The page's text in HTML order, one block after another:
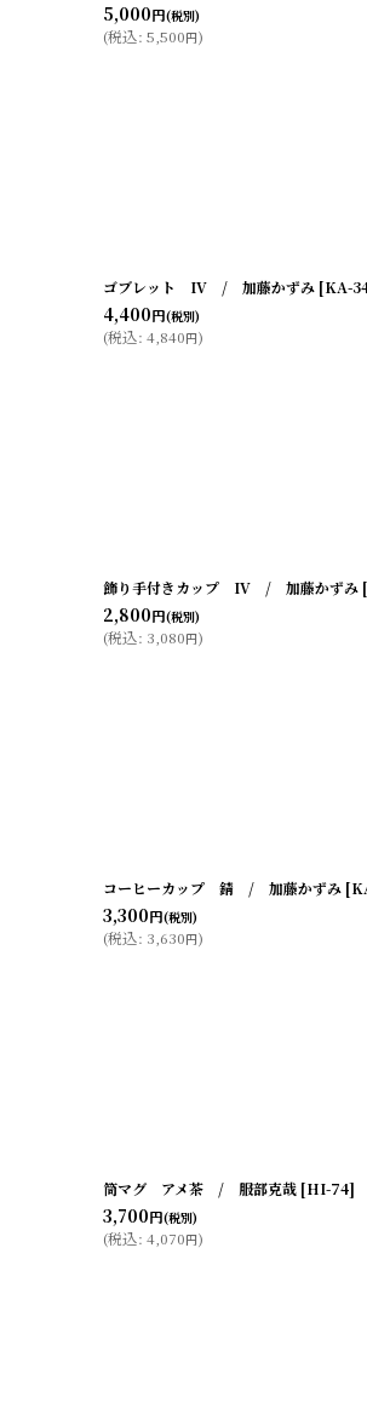
5,000円(税別)
(税込: 5,500円)
ゴブレット IV / 加藤かずみ [KA-
4,400円(税別)
(税込: 4,840円)
飾り手付きカップ IV / 加藤かずみ [
2,800円(税別)
(税込: 3,080円)
コーヒーカップ 錆 / 加藤かずみ [
3,300円(税別)
(税込: 3,630円)
筒マグ アメ茶 / 服部克哉 [HI-74]
3,700円(税別)
(税込: 4,070円)